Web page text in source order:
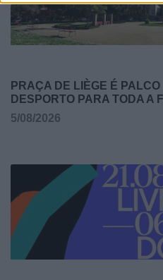
PRAÇA DE LIÈGE É
DESPORTO PARA TODA A
5/08/2026